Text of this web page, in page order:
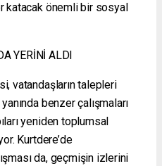
katacak önemli bir sosyal
YERİNİ ALDI
vatandaşların talepleri
benzer çalışmaları
yeniden toplumsal
Kurtdere’de
da, geçmişin izlerini